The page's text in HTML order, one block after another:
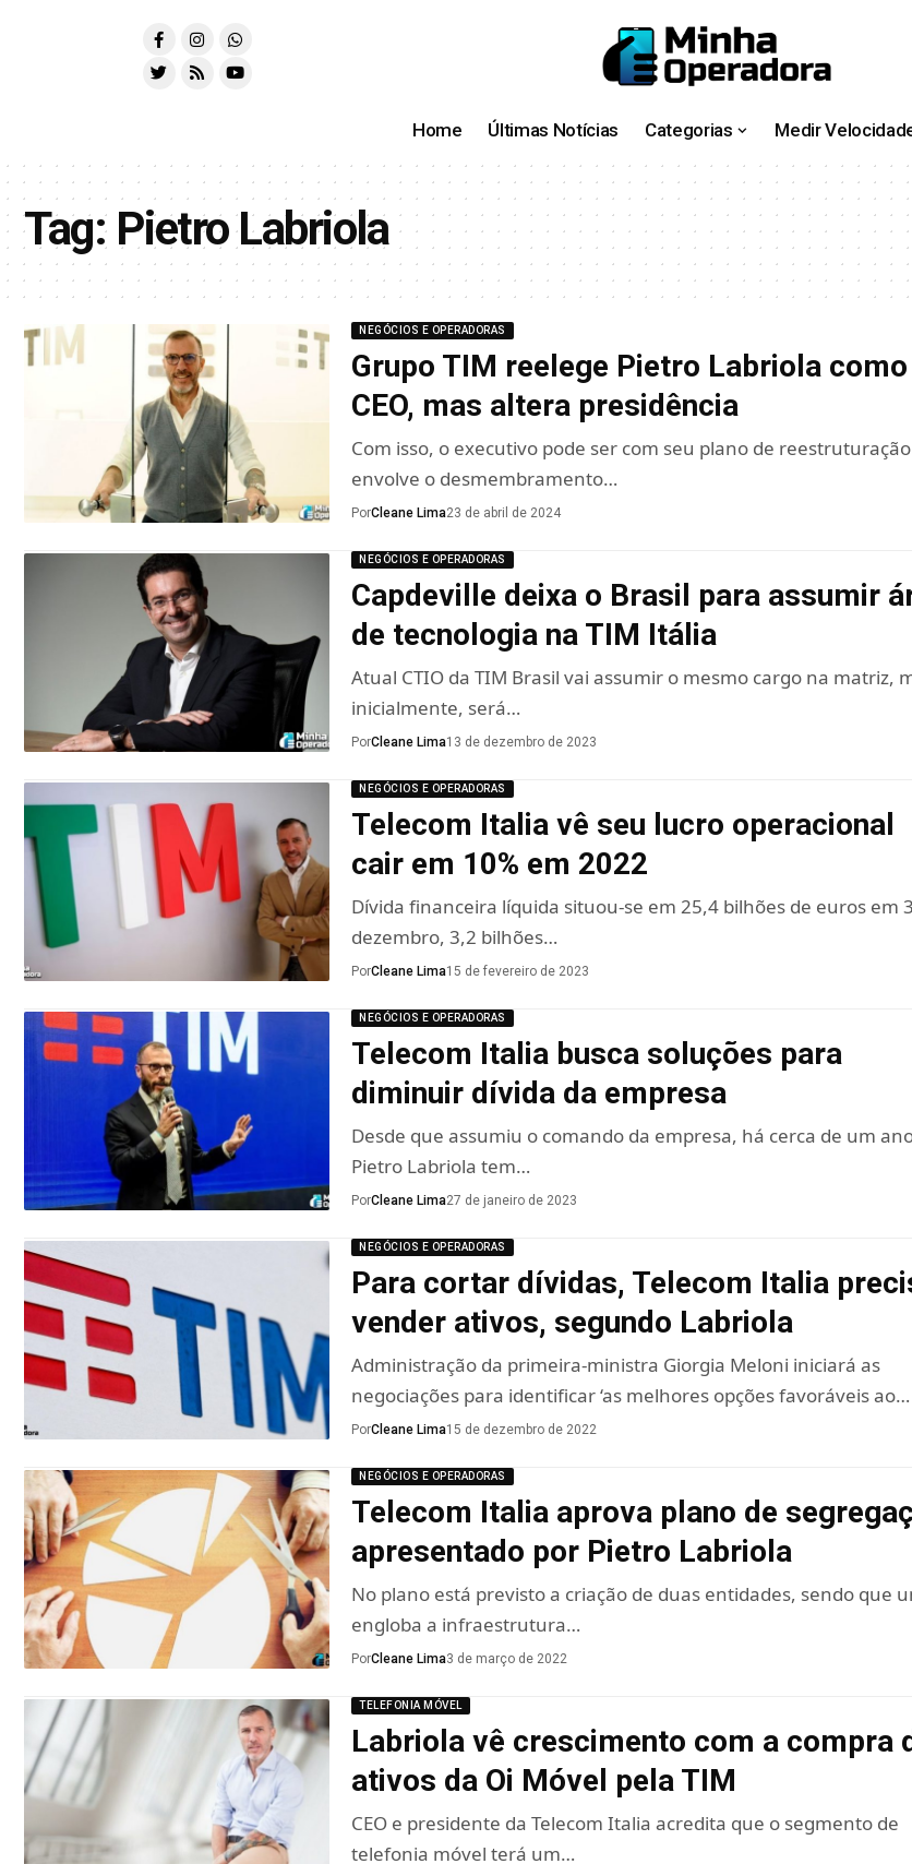
Home Últimas Notícias Categorias Medir
Tag: Pietro Labriola
NEGÓCIOS E OPERADORAS
Grupo TIM reelege Pietro Labriola como
CEO, mas altera presidência
Com isso, o executivo pode ser com seu plano de
envolve o desmembramento…
PorCleane Lima23 de abril de 2024
NEGÓCIOS E OPERADORAS
Capdeville deixa o Brasil para assumir
de tecnologia na TIM Itália
Atual CTIO da TIM Brasil vai assumir o mesmo cargo na matriz,
inicialmente, será…
PorCleane Lima13 de dezembro de 2023
NEGÓCIOS E OPERADORAS
Telecom Italia vê seu lucro operacional
cair em 10% em 2022
Dívida financeira líquida situou-se em 25,4 bilhões de euros em
dezembro, 3,2 bilhões…
PorCleane Lima15 de fevereiro de 2023
NEGÓCIOS E OPERADORAS
Telecom Italia busca soluções para
diminuir dívida da empresa
Desde que assumiu o comando da empresa, há cerca de um
Pietro Labriola tem…
PorCleane Lima27 de janeiro de 2023
NEGÓCIOS E OPERADORAS
Para cortar dívidas, Telecom Italia
vender ativos, segundo Labriola
Administração da primeira-ministra Giorgia Meloni iniciará as
negociações para identificar ‘as melhores opções favoráveis ao…
PorCleane Lima15 de dezembro de 2022
NEGÓCIOS E OPERADORAS
Telecom Italia aprova plano de
apresentado por Pietro Labriola
No plano está previsto a criação de duas entidades, sendo que
engloba a infraestrutura…
PorCleane Lima3 de março de 2022
TELEFONIA MÓVEL
Labriola vê crescimento com a compra
ativos da Oi Móvel pela TIM
CEO e presidente da Telecom Italia acredita que o segmento de
telefonia móvel terá um…